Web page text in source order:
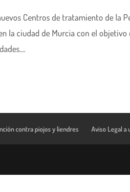
Centros de tratamiento de la
la ciudad de Murcia con el
contra piojos y liendres Aviso Legal a